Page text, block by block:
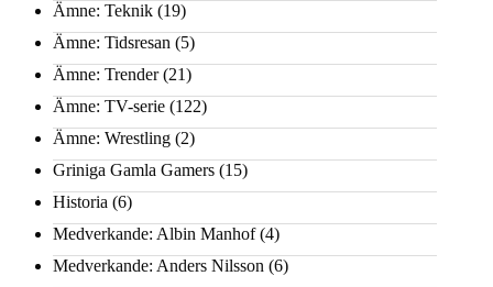
Ämne: Teknik (19)
Ämne: Tidsresan (5)
Ämne: Trender(21)
Ämne: TV-serie (122)
Ämne: Wrestling (2)
Griniga Gamla Gamers (15)
Historia (6)
Medverkande: Albin Manhof(4)
Medverkande: Anders Nilsson (6)